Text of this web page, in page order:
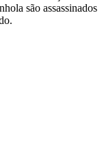
são assassinados